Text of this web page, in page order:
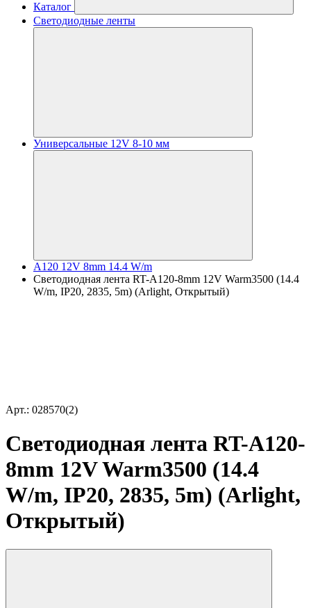
Каталог
Светодиодные ленты
Универсальные 12V 8-10 мм
A120 12V 8mm 14.4 W/m
Светодиодная лента RT-A120-8mm 12V Warm3500 (14.4
W/m, IP20, 2835, 5m) (Arlight, Открытый)
Арт.: 028570(2)
Светодиодная лента RT-A120-
8mm 12V Warm3500 (14.4
W/m, IP20, 2835, 5m) (Arlight,
Открытый)